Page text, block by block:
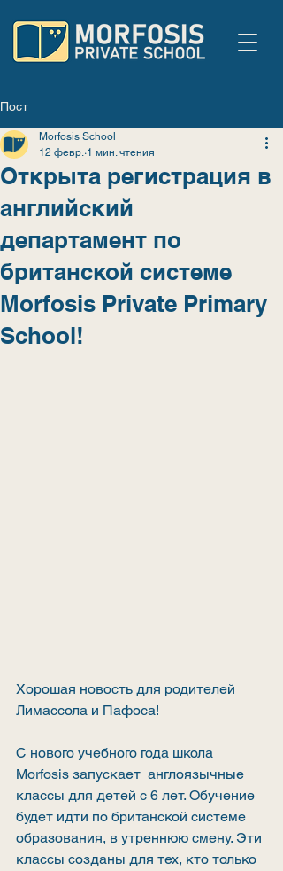
Пост
Открыта регистрация в
английский
департамент по
британской системе
Morfosis Private Primary
Sсhool!
Morfosis School
12 февр. 1 мин. чтения
Хорошая новость для родителей
Лимассола и Пафоса!
С нового учебного года школа
Morfosis запускает  англоязычные
классы для детей с 6 лет. Обучение
будет идти по британской системе
образования, в утреннюю смену. Эти
классы созданы для тех, кто только